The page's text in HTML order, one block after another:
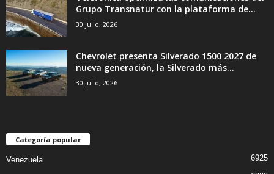
Grupo Transnatur con la plataforma de...
30 julio, 2026
Chevrolet presenta Silverado 1500 2027 de
nueva generación, la Silverado más...
30 julio, 2026
Categoría popular
Venezuela 6925